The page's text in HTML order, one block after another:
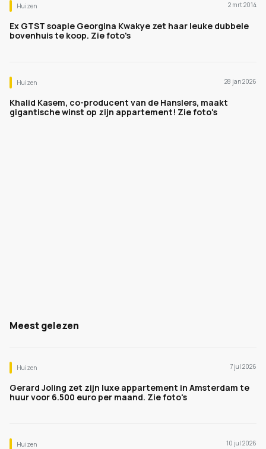
Huizen 2 mrt 2014
Ex GTST soapie Georgina Kwakye zet haar leuke dubbele
bovenhuis te koop. Zie foto's
Huizen 28 jan 2026
Khalid Kasem, co-producent van de Hanslers, maakt
gigantische winst op zijn appartement! Zie foto's
Meest gelezen
Huizen 7 jul 2026
Gerard Joling zet zijn luxe appartement in Amsterdam te
huur voor 6.500 euro per maand. Zie foto's
Huizen 10 jul 2026